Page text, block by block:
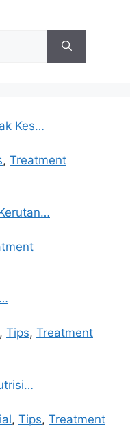
Kes…
, Treatment
, Tips, Treatment
, Tips, Treatment